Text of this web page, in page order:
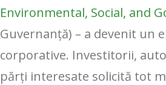
Environmental, Social, and
Guvernanță) – a devenit un
corporative. Investitorii,
părți interesate solicită tot